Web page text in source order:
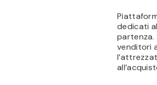
dedicati
partenza.
venditori